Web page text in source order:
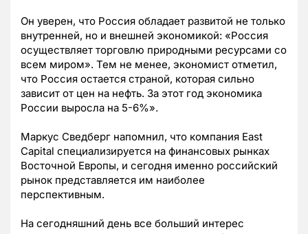
Он уверен, что Россия обладает развитой не только
внутренней, но и внешней экономикой: «Россия
осуществляет торговлю природными ресурсами со
всем миром». Тем не менее, экономист отметил,
что Россия остается страной, которая сильно
зависит от цен на нефть. За этот год экономика
России выросла на 5-6%».
Маркус Сведберг напомнил, что компания East
Capital специализируется на финансовых рынках
Восточной Европы, и сегодня именно российский
рынок представляется им наиболее
перспективным.
На сегодняшний день все больший интерес